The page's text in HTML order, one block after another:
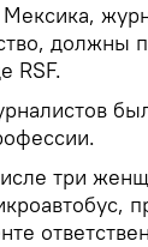
Мексика,
должны
RSF.
три